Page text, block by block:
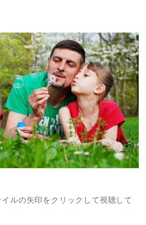
ルの矢印をクリックして視聴して